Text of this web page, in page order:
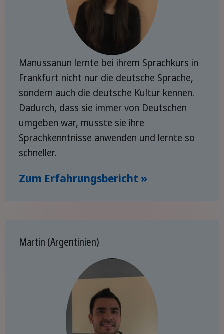
Manussanun lernte bei ihrem Sprachkurs in
Frankfurt nicht nur die deutsche Sprache,
sondern auch die deutsche Kultur kennen.
Dadurch, dass sie immer von Deutschen
umgeben war, musste sie ihre
Sprachkenntnisse anwenden und lernte so
schneller.
Zum Erfahrungsbericht »
Martin (Argentinien)